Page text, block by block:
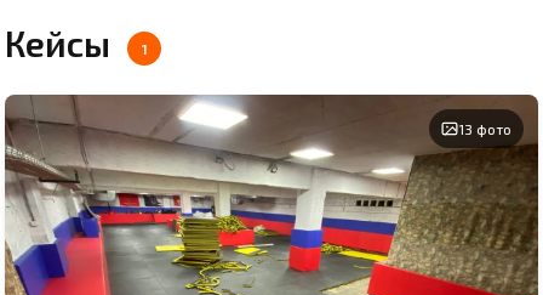
Кейсы 1
13 фото